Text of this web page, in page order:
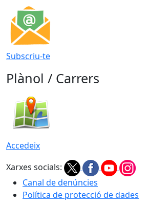
Subscriu-te
Plànol / Carrers
Accedeix
Xarxes socials:
Canal de denúncies
Política de protecció de dades